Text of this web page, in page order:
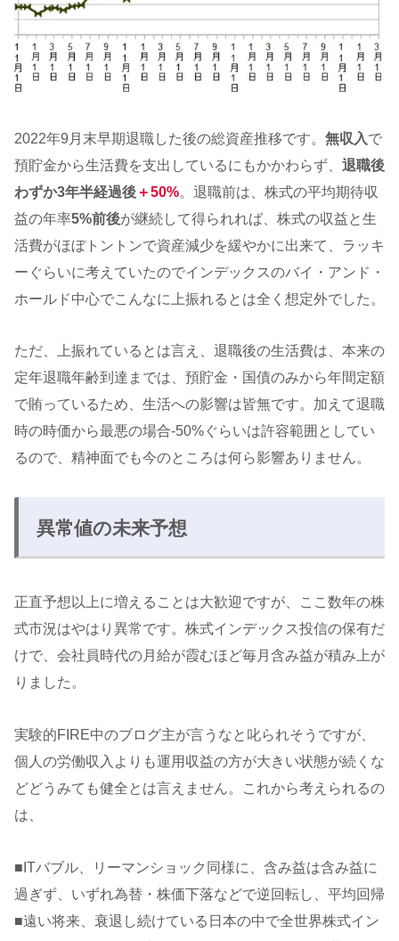
2022年9月末早期退職した後の総資産推移です。 無収入で
預貯金から生活費を支出しているにもかかわらず、 退職後
わずか3年半経過後＋50%。退職前は、株式の平均期待収
益の年率5%前後が継続して得られれば、株式の収益と生
活費がほぼトントンで資産減少を緩やかに出来て、ラッキ
ーぐらいに考えていたのでインデックスのバイ・アンド・
ホールド中心でこんなに上振れるとは全く想定外でした。
ただ、上振れているとは言え、退職後の生活費は、本来の
定年退職年齢到達までは、預貯金・国債のみから年間定額
で賄っているため、生活への影響は皆無です。加えて退職
時の時価から最悪の場合-50%ぐらいは許容範囲としてい
るので、精神面でも今のところは何ら影響ありません。
異常値の未来予想
正直予想以上に増えることは大歓迎ですが、ここ数年の株
式市況はやはり異常です。株式インデックス投信の保有だ
けで、会社員時代の月給が霞むほど毎月含み益が積み上が
りました。
実験的FIRE中のブログ主が言うなと叱られそうですが、
個人の労働収入よりも運用収益の方が大きい状態が続くな
どどうみても健全とは言えません。これから考えられるの
は、
■ITバブル、リーマンショック同様に、含み益は含み益に
過ぎず、いずれ為替・株価下落などで逆回転し、平均回帰
■遠い将来、衰退し続けている日本の中で全世界株式イン